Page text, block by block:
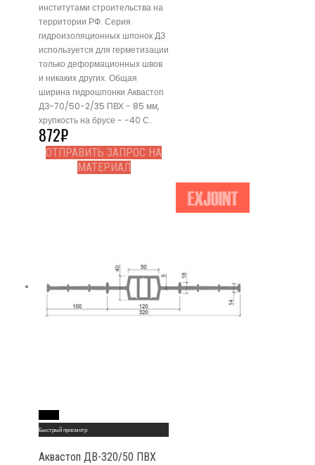
институтами строительства на
территории РФ. Серия
гидроизоляционных шпонок ДЗ
используется для герметизации
только деформационных швов
и никаких других. Общая
ширина гидрошпонки Аквастоп
ДЗ-70/50-2/35 ПВХ - 85 мм,
хрупкость на брусе - -40 С.
872₽
ОТПРАВИТЬ ЗАПРОС НА
МАТЕРИАЛ
Быстрый просмотр
Аквастоп ДВ-320/50 ПВХ